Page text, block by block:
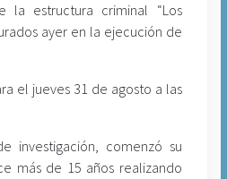
la estructura criminal “Los
ayer en la ejecución de
el jueves 31 de agosto a las
investigación, comenzó su
más de 15 años realizando